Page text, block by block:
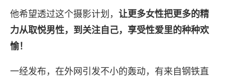
他希望透过这个摄影计划， 让更多女性把更多的精
力从取悦男性，到关注自己，享受性爱里的种种欢
愉！
一经发布，在外网引发不小的轰动，有来自钢铁直